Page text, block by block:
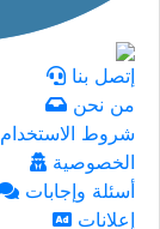
إتصل بنا
من نحن
شروط الاستخدام
الخصوصية
أسئلة وإجابات
إعلانات